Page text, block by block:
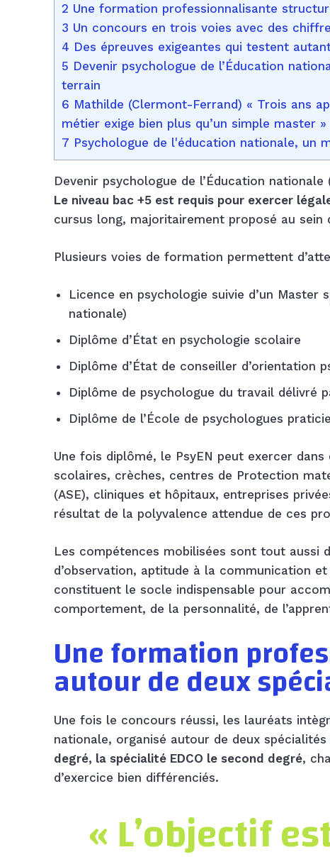
2 Une formation professionnalisante
3 Un concours en trois voies avec des
4 Des épreuves exigeantes qui testent
5 Devenir psychologue de l’Éducation
terrain
6 Mathilde (Clermont-Ferrand) « Trois ans
métier exige bien plus qu’un simple master »
7 Psychologue de l'éducation nationale, un
Devenir psychologue de l’Éducation
Le niveau bac +5 est requis pour exercer
cursus long, majoritairement proposé au sein
Plusieurs voies de formation permettent
Licence en psychologie suivie d’un Master
nationale)
Diplôme d’État en psychologie scolaire
Diplôme d’État de conseiller d’orientation
Diplôme de psychologue du travail délivré
Diplôme de l’École de psychologues
Une fois diplômé, le PsyEN peut exercer
scolaires, crèches, centres de Protection
(ASE), cliniques et hôpitaux, entreprises
résultat de la polyvalence attendue de ces
Les compétences mobilisées sont tout aussi
d’observation, aptitude à la communication
constituent le socle indispensable pour
comportement, de la personnalité, de
Une formation
autour de deux
Une fois le concours réussi, les lauréats
nationale, organisé autour de deux
degré, la spécialité EDCO le second degré,
d’exercice bien différenciés.
« L’objectif